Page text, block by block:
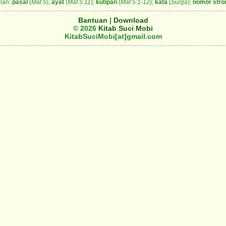
pasal (Mat 5); ayat(Mat 5:11); kutipan(Mat 5:1-12); kata(Surga); nomor
Bantuan | Download
© 2026 Kitab Suci Mobi
KitabSuciMobi[at]gmail.com